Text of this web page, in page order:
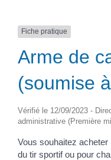
Fiche pratique
Arme de
(soumise
Vérifié le 12/09/2023 -
administrative (Première
Vous souhaitez
du tir sportif ou pour